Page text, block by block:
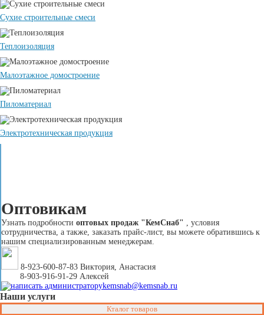
Сухие строительные смеси
Теплоизоляция
Малоэтажное домостроение
Пиломатериал
Электротехническая продукция
Оптовикам
Узнать подробности оптовых продаж "КемСнаб" , условия
сотрудничества, а также, заказать прайс-лист, вы можете обратившись к
нашим специализированным менеджерам.
8-923-600-87-83 Виктория, Анастасия
8-903-916-91-29 Алексей
kemsnab@kemsnab.ru
Наши услуги
Кталог товаров